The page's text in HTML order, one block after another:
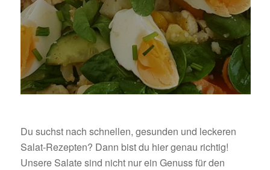
Du suchst nach schnellen, gesunden und leckeren
Salat-Rezepten? Dann bist du hier genau richtig!
Unsere Salate sind nicht nur ein Genuss für den